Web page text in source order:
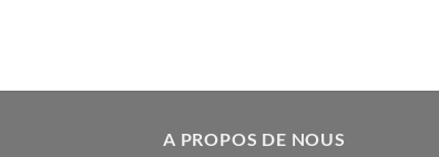
A PROPOS DE NOUS